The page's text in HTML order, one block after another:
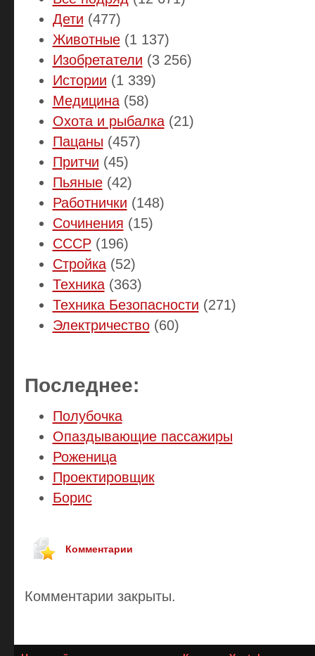
Дети (477)
Животные(1 137)
Изобретатели (3 256)
Истории (1 339)
Медицина(58)
Охота и рыбалка(21)
Пацаны (457)
Притчи (45)
Пьяные(42)
Работнички (148)
Сочинения (15)
СССР(196)
Стройка(52)
Техника(363)
Техника Безопасности (271)
Электричество(60)
Последнее:
Полубочка
Опаздывающие пассажиры
Роженица
Проектировщик
Борис
Комментарии
Комментарии закрыты.